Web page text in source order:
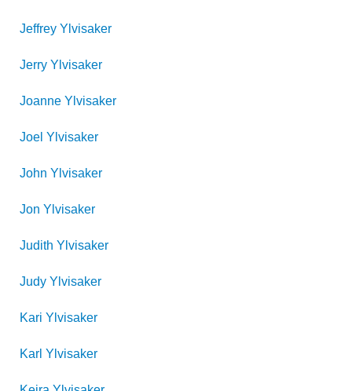
Jeffrey Ylvisaker
Jerry Ylvisaker
Joanne Ylvisaker
Joel Ylvisaker
John Ylvisaker
Jon Ylvisaker
Judith Ylvisaker
Judy Ylvisaker
Kari Ylvisaker
Karl Ylvisaker